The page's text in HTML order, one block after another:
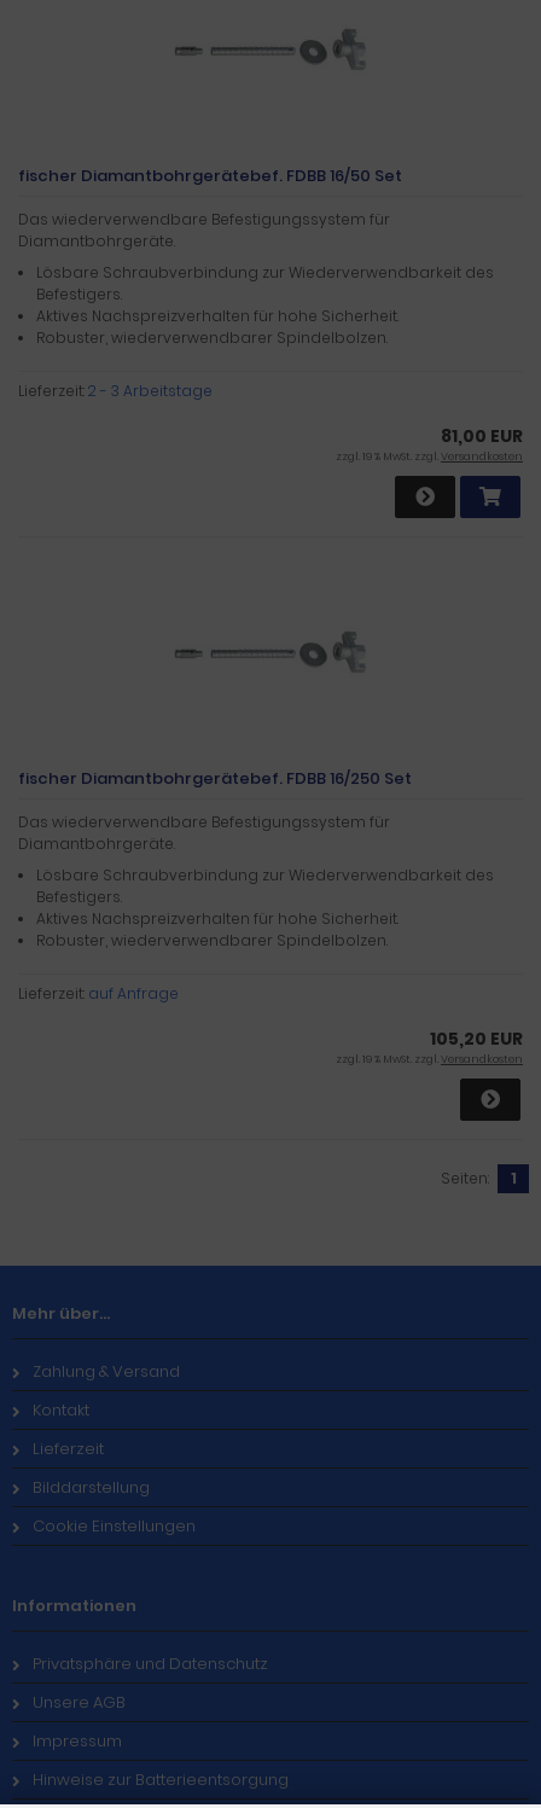
fischer Diamantbohrgerätebef. FDBB 16/50 Set
Das wiederverwendbare Befestigungssystem für
Diamantbohrgeräte.
Lösbare Schraubverbindung zur Wiederverwendbarkeit des
Befestigers.
Aktives Nachspreizverhalten für hohe Sicherheit.
Robuster, wiederverwendbarer Spindelbolzen.
Lieferzeit:2 - 3 Arbeitstage
81,00 EUR
zzgl. 19 % MwSt. zzgl.Versandkosten
fischer Diamantbohrgerätebef. FDBB 16/250 Set
Das wiederverwendbare Befestigungssystem für
Diamantbohrgeräte.
Lösbare Schraubverbindung zur Wiederverwendbarkeit des
Befestigers.
Aktives Nachspreizverhalten für hohe Sicherheit.
Robuster, wiederverwendbarer Spindelbolzen.
Lieferzeit: auf Anfrage
105,20 EUR
zzgl. 19 % MwSt. zzgl.Versandkosten
Seiten: 1
Mehr über...
Zahlung & Versand
Kontakt
Lieferzeit
Bilddarstellung
Cookie Einstellungen
Informationen
Privatsphäre und Datenschutz
Unsere AGB
Impressum
Hinweise zur Batterieentsorgung